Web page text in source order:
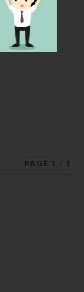
PAGE 1 1